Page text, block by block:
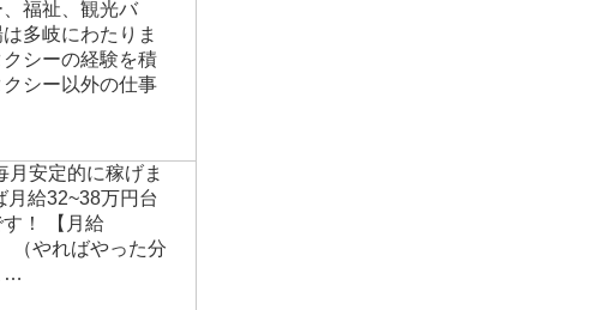
体的な仕事内容
記の流し営業以
つ待機営業や、
車での売上構築
外の仕事もあ
福祉、観光バ
多岐にわたりま
シーの経験を積
シー以外の仕事